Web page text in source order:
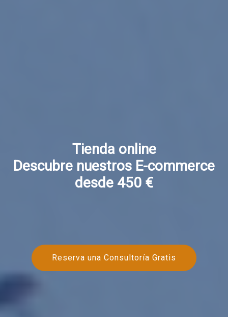
Tienda online
Descubre nuestros E-commerce
desde 450 €
Reserva una Consultoría Gratis